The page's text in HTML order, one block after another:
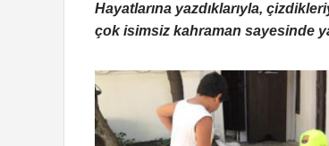
Hayatlarına yazdıklarıyla,
çok isimsiz kahraman sayesinde